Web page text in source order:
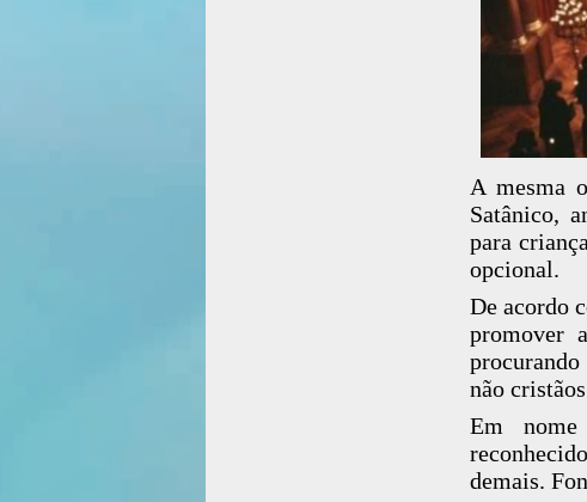
A mesma
Satânico,
para
opcional.
De acordo
promover
não
Em nome
demais.